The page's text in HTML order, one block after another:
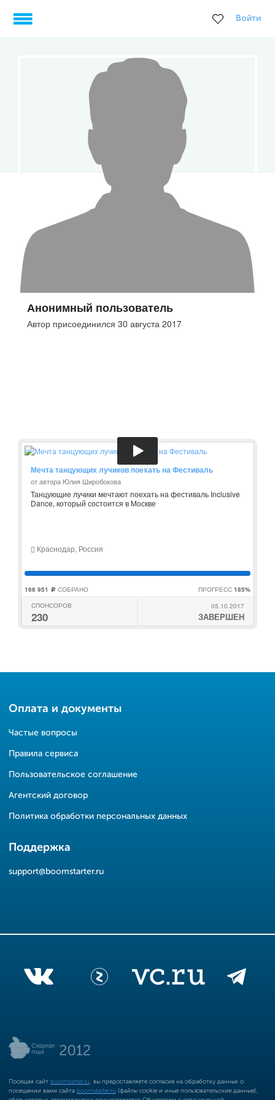
Войти
Анонимный пользователь
Автор присоединился 30 августа 2017
Мечта танцующих лучиков поехать на Фестиваль
от автора Юлия Широбокова
Танцующие лучики мечтают поехать на фестиваль Inclusive
Dance, который состоится в Москве
Краснодар, Россия
166 951 c СОБРАНО ПРОГРЕСС 185%
СПОНСОРОВ
230
05.10.2017
ЗАВЕРШЕН
Оплата и документы
Частые вопросы
Правила сервиса
Пользовательское соглашение
Агентский договор
Политика обработки персональных данных
Поддержка
support@boomstarter.ru
Посещая сайт boomstarter.ru , вы предоставляете согласие на обработку данных о
посещении вами сайта boomstarter.ru (файлы cookie и иные пользовательские данные),